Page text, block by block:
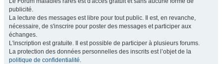
publicité.
La lecture des messages est libre pour tout public. Il est, en revanche,
nécessaire, de s'inscrire pour poster des messages et participer aux
échanges.
L'inscription est gratuite. Il est possible de participer à plusieurs forums.
La protection des données personnelles des inscrits est l’objet de la
politique de confidentialité.